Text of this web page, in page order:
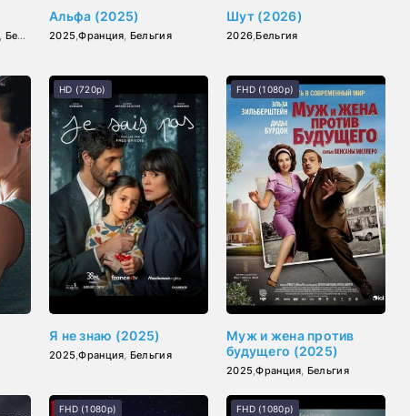
Бельгия
Альфа (2025)
2025 ,Франция Бельгия
Шут (2026)
2026 ,Бельгия
Я не знаю (2025)
2025,Франция, Бельгия
HD (720p)
Муж и жена против
будущего (2025)
2025,Франция, Бельгия
FHD (1080p)
FHD (1080p) FHD (1080p)